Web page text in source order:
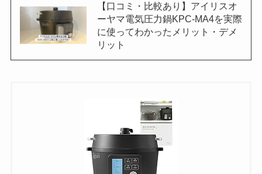
【口コミ・比較あり】アイリスオ
ーヤマ電気圧力鍋KPC-MA4を実際
に使ってわかったメリット・デメ
リット